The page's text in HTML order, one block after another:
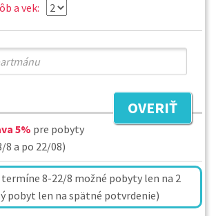
a vek:
OVERIŤ
5% pre pobyty
8 a po 22/08)
termíne 8-22/8 možné pobyty len na 2
pobyt len na spätné potvrdenie)